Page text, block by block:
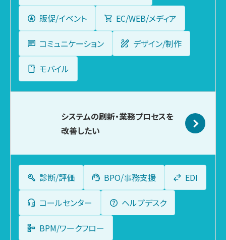
販促/イベント EC/WEB/メディア
コミュニケーション デザイン/制作
モバイル
システムの刷新・業務プロセスを
改善したい
診断/評価 BPO/事務支援 EDI
コールセンター ヘルプデスク
BPM/ワークフロー